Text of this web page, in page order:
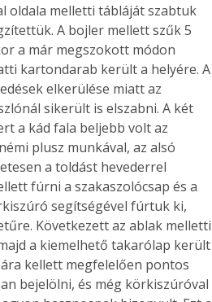
oldala melletti tábláját szabtuk
A bojler mellett szűk 5
a már megszokott módon
kartondarab került a helyére. A
elkerülése miatt az
sikerült is elszabni. A két
a kád fala beljebb volt az
plusz munkával, az alsó
a toldást hevederrel
fúrni a szakaszolócsap és a
segítségével fúrtuk ki,
Következett az ablak melletti
a kiemelhető takarólap került
kellett megfelelően pontos
bejelölni, és még körkiszúróval